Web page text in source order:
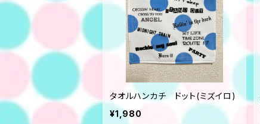
タオルハンカチ ドット(ミズイロ)
¥1,980